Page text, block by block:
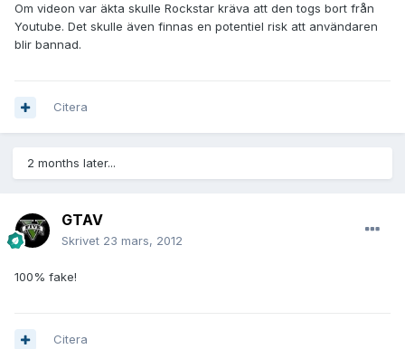
Om videon var äkta skulle Rockstar kräva att den togs bort från
Youtube. Det skulle även finnas en potentiel risk att användaren
blir bannad.
Citera
2 months later...
GTAV
Skrivet 23 mars, 2012
100% fake!
Citera